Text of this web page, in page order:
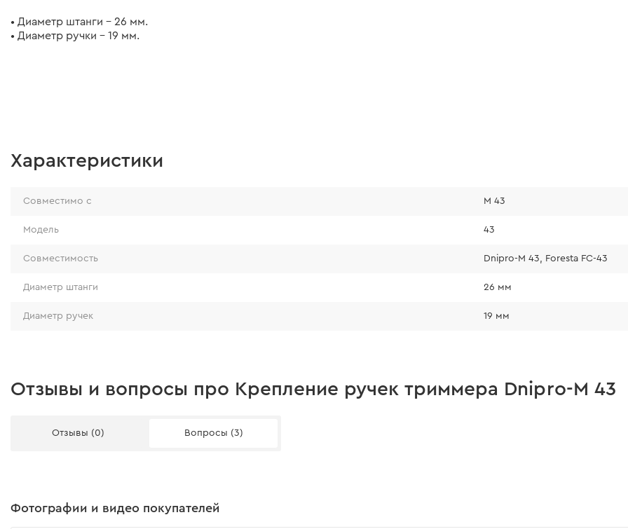
• Диаметр штанги – 26 мм.
• Диаметр ручки – 19 мм.
Характеристики
Совместимо с M 43
Модель 43
Совместимость Dnipro-M 43, Foresta FC-43
Диаметр штанги 26 мм
Диаметр ручек 19 мм
Отзывы и вопросы про Крепление ручек триммера Dnipro-M 43
Отзывы (0) Вопросы (3)
Фотографии и видео покупателей